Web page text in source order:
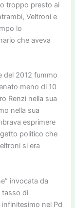
troppo presto ai
Veltroni e
lo
che aveva
del 2012 fummo
meno di 10
Renzi nella sua
nella sua
esprimere
politico che
si era
invocata da
tasso di
nel Pd